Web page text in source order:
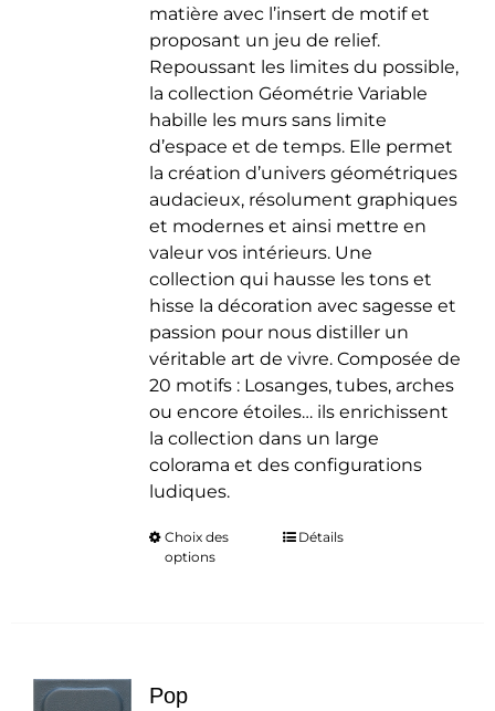
du
produit
matière avec l’insert de motif et
proposant un jeu de relief.
Repoussant les limites du possible,
la collection Géométrie Variable
habille les murs sans limite
d’espace et de temps. Elle permet
la création d’univers géométriques
audacieux, résolument graphiques
et modernes et ainsi mettre en
valeur vos intérieurs. Une
collection qui hausse les tons et
hisse la décoration avec sagesse et
passion pour nous distiller un
véritable art de vivre. Composée de
20 motifs : Losanges, tubes, arches
ou encore étoiles… ils enrichissent
la collection dans un large
colorama et des configurations
ludiques.
Choix des
options
CeDétails
Pop